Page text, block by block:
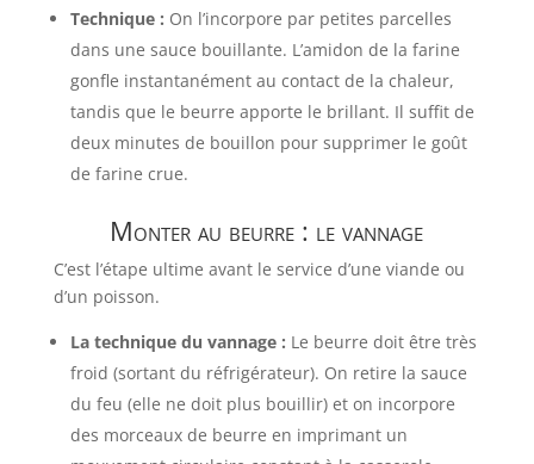
Technique : On l’incorpore par petites parcelles
dans une sauce bouillante. L’amidon de la farine
gonfle instantanément au contact de la chaleur,
tandis que le beurre apporte le brillant. Il suffit de
deux minutes de bouillon pour supprimer le goût
de farine crue.
Monter au beurre : le vannage
C’est l’étape ultime avant le service d’une viande ou
d’un poisson.
La technique du vannage : Le beurre doit être très
froid (sortant du réfrigérateur). On retire la sauce
du feu (elle ne doit plus bouillir) et on incorpore
des morceaux de beurre en imprimant un